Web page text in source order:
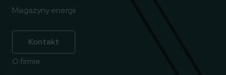
Magazyny energii
Kontakt
O firmie